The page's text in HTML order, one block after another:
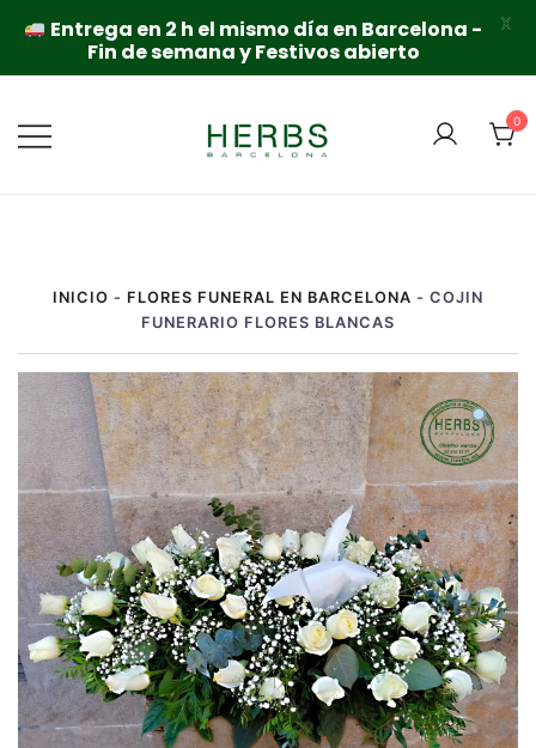
contenido
0
INICIO - FLORES FUNERAL EN BARCELONA - COJIN
FUNERARIO FLORES BLANCAS
Entrega en 2 h el mismo día en Barcelona -
Fin de semana y Festivos abierto
X